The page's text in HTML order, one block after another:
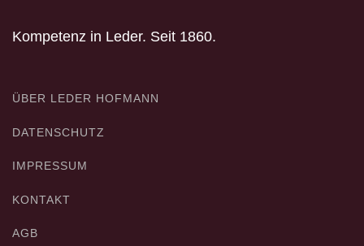
Kompetenz in Leder. Seit 1860.
ÜBER LEDER HOFMANN
DATENSCHUTZ
IMPRESSUM
KONTAKT
AGB